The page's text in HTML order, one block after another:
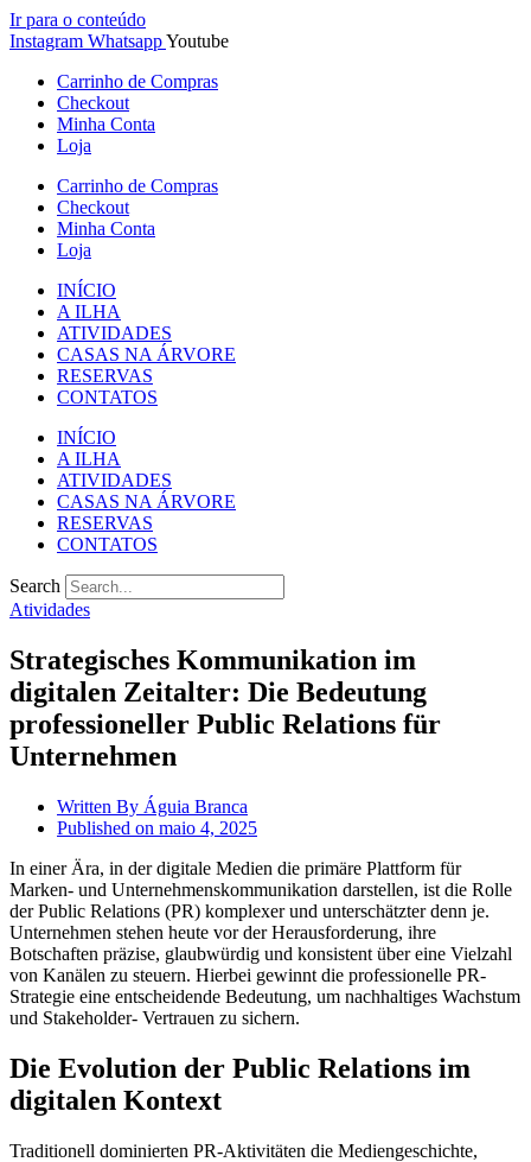
Ir para o conteúdo
Instagram WhatsappYoutube
Carrinho de Compras
Checkout
Minha Conta
Loja
Carrinho de Compras
Checkout
Minha Conta
Loja
INÍCIO
A ILHA
ATIVIDADES
CASAS NA ÁRVORE
RESERVAS
CONTATOS
INÍCIO
A ILHA
ATIVIDADES
CASAS NA ÁRVORE
RESERVAS
CONTATOS
Search
Atividades
Strategisches Kommunikation im
digitalen Zeitalter: Die Bedeutung
professioneller Public Relations für
Unternehmen
Written By Águia Branca
Published on maio 4, 2025
In einer Ära, in der digitale Medien die primäre Plattform für
Marken- und Unternehmenskommunikation darstellen, ist die Rolle
der Public Relations (PR) komplexer und unterschätzter denn je.
Unternehmen stehen heute vor der Herausforderung, ihre
Botschaften präzise, glaubwürdig und konsistent über eine Vielzahl
von Kanälen zu steuern. Hierbei gewinnt die professionelle PR-
Strategie eine entscheidende Bedeutung, um nachhaltiges Wachstum
und Stakeholder- Vertrauen zu sichern.
Die Evolution der Public Relations im
digitalen Kontext
Traditionell dominierten PR-Aktivitäten die Mediengeschichte,